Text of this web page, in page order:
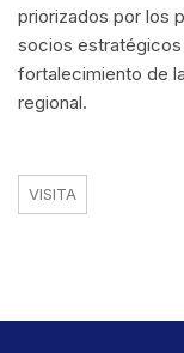
priorizados por los
socios
fortalecimiento de
regional.
VISITA